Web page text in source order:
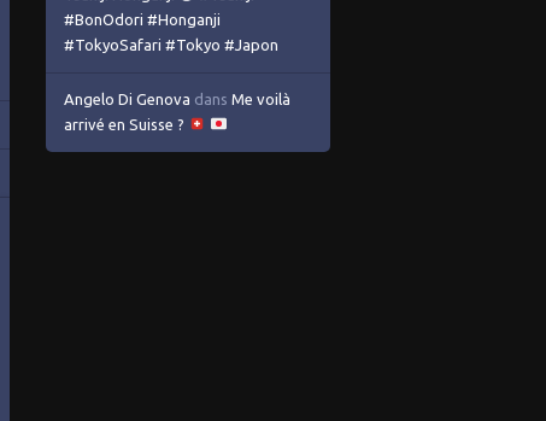
#BonOdori #Honganji
#TokyoSafari #Tokyo #Japon
Angelo Di Genova dans Me voilà
arrivé en Suisse ?